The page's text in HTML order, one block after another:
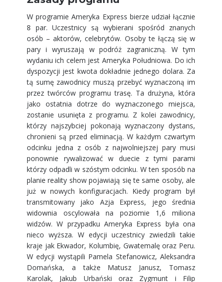
W programie Ameryka Express bierze udział łącznie
8 par. Uczestnicy są wybierani spośród znanych
osób – aktorów, celebrytów. Osoby te łączą się w
pary i wyruszają w podróż zagraniczną. W tym
wydaniu ich celem jest Ameryka Południowa. Do ich
dyspozycji jest kwota dokładnie jednego dolara. Za
tą sumę zawodnicy muszą przebyć wyznaczoną im
przez twórców programu trasę. Ta drużyna, która
jako ostatnia dotrze do wyznaczonego miejsca,
zostanie usunięta z programu. Z kolei zawodnicy,
którzy najszybciej pokonają wyznaczony dystans,
chronieni są przed eliminacją. W każdym czwartym
odcinku jedna z osób z najwolniejszej pary musi
ponownie rywalizować w duecie z tymi parami
którzy odpadli w szóstym odcinku. W ten sposób na
planie reality show pojawiają się te same osoby, ale
już w nowych konfiguracjach. Kiedy program był
transmitowany jako Azja Express, jego średnia
widownia oscylowała na poziomie 1,6 miliona
widzów. W przypadku Ameryka Express była ona
nieco wyższa. W edycji uczestnicy zwiedzili takie
kraje jak Ekwador, Kolumbię, Gwatemalę oraz Peru.
W edycji wystąpili Pamela Stefanowicz, Aleksandra
Domańska, a także Matusz Janusz, Tomasz
Karolak, Jakub Urbański oraz Zygmunt i Filip